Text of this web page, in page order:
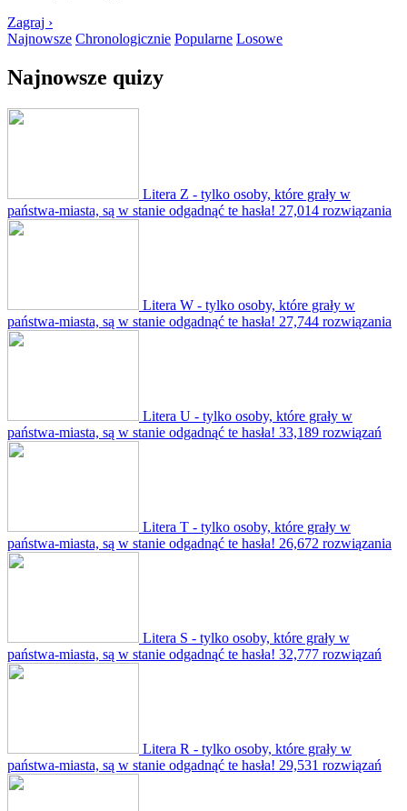
Zagraj ›
Najnowsze Chronologicznie Popularne Losowe
Najnowsze quizy
Litera Z - tylko osoby, które grały w
państwa-miasta, są w stanie odgadnąć te hasła! 27,014 rozwiązania
Litera W - tylko osoby, które grały w
państwa-miasta, są w stanie odgadnąć te hasła! 27,744 rozwiązania
Litera U - tylko osoby, które grały w
państwa-miasta, są w stanie odgadnąć te hasła! 33,189 rozwiązań
Litera T - tylko osoby, które grały w
państwa-miasta, są w stanie odgadnąć te hasła! 26,672 rozwiązania
Litera S - tylko osoby, które grały w
państwa-miasta, są w stanie odgadnąć te hasła! 32,777 rozwiązań
Litera R - tylko osoby, które grały w
państwa-miasta, są w stanie odgadnąć te hasła! 29,531 rozwiązań